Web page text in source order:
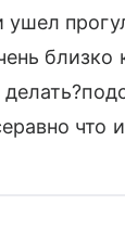
близко
что